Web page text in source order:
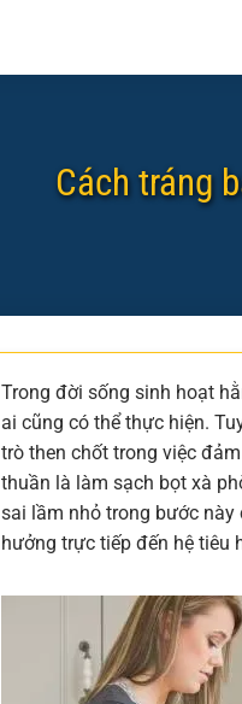
Cách tráng
Trong đời sống sinh hoạt
ai cũng có thể thực hiện.
trò then chốt trong việc
thuần là làm sạch bọt xà
sai lầm nhỏ trong bước này
hưởng trực tiếp đến hệ tiêu